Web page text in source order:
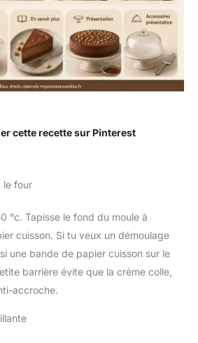
cette recette sur Pinterest
le four
°c. Tapisse le fond du moule à
cuisson. Si tu veux un démoulage
une bande de papier cuisson sur le
barrière évite que la crème colle,
accroche.